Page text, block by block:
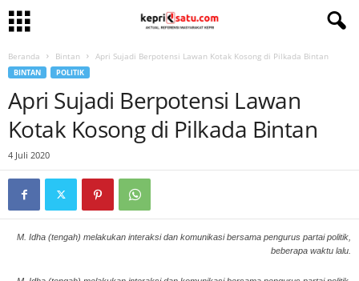
Beranda Bintan Apri Sujadi Berpotensi Lawan Kotak Kosong di Pilkada Bintan
BINTAN POLITIK
Apri Sujadi Berpotensi Lawan
Kotak Kosong di Pilkada Bintan
4 Juli 2020
M. Idha (tengah) melakukan interaksi dan komunikasi bersama pengurus partai politik,
beberapa waktu lalu.